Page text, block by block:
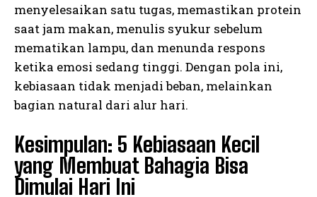
menyelesaikan satu tugas, memastikan protein
saat jam makan, menulis syukur sebelum
mematikan lampu, dan menunda respons
ketika emosi sedang tinggi. Dengan pola ini,
kebiasaan tidak menjadi beban, melainkan
bagian natural dari alur hari.
Kesimpulan: 5 Kebiasaan Kecil
yang Membuat Bahagia Bisa
Dimulai Hari Ini